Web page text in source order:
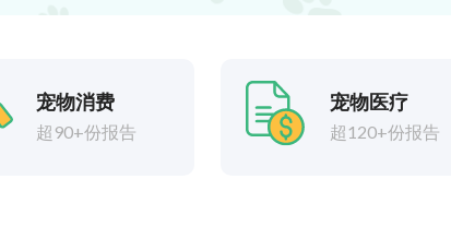
宠物消费
超90+份报告
宠物医疗
超120+份报告